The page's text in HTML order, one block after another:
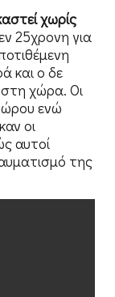
χωρίς
25χρονη για
και ο δε
χώρα. Οι
ενώ
οι
αυτοί
της